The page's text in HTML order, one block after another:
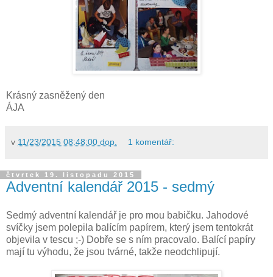
Krásný zasněžený den
ÁJA
v 11/23/2015 08:48:00 dop. 1 komentář:
čtvrtek 19. listopadu 2015
Adventní kalendář 2015 - sedmý
Sedmý adventní kalendář je pro mou babičku. Jahodové
svíčky jsem polepila balícím papírem, který jsem tentokrát
objevila v tescu ;-) Dobře se s ním pracovalo. Balící papíry
mají tu výhodu, že jsou tvárné, takže neodchlipují.